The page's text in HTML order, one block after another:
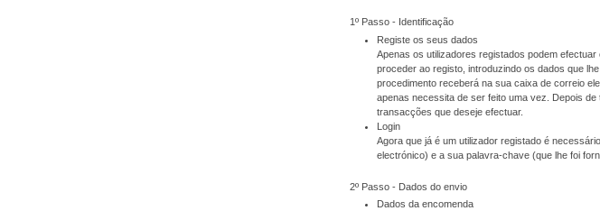
1º Passo - Identificação
Registe os seus dados
Apenas os utilizadores registados podem
proceder ao registo, introduzindo os dados que
procedimento receberá na sua caixa de correio
apenas necessita de ser feito uma vez. Depois
transacções que deseje efectuar.
Login
Agora que já é um utilizador registado é
electrónico) e a sua palavra-chave (que lhe foi
2º Passo - Dados do envio
Dados da encomenda